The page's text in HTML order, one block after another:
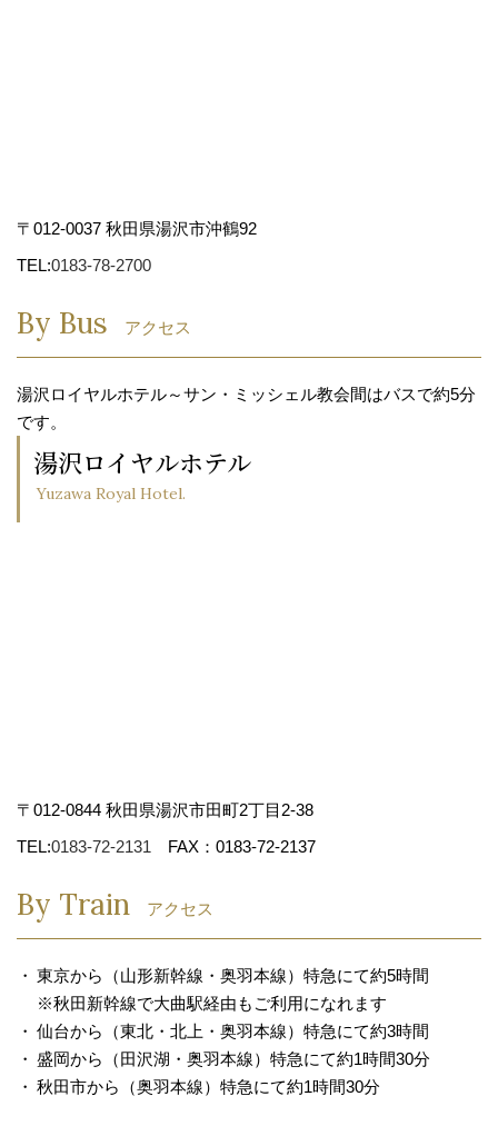
〒012-0037 秋田県湯沢市沖鶴92
TEL:0183-78-2700
By Bus アクセス
湯沢ロイヤルホテル～サン・ミッシェル教会間はバスで約5分
です。
湯沢ロイヤルホテル
Yuzawa Royal Hotel.
〒012-0844 秋田県湯沢市田町2丁目2-38
TEL:0183-72-2131 FAX：0183-72-2137
By Train アクセス
東京から（山形新幹線・奥羽本線）特急にて約5時間
※秋田新幹線で大曲駅経由もご利用になれます
仙台から（東北・北上・奥羽本線）特急にて約3時間
盛岡から（田沢湖・奥羽本線）特急にて約1時間30分
秋田市から（奥羽本線）特急にて約1時間30分